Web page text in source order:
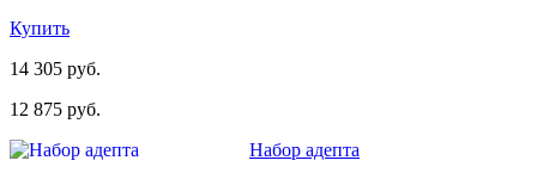
Купить
14 305 руб.
12 875 руб.
Набор адепта